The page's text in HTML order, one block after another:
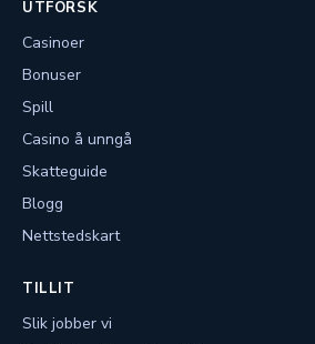
UTFORSK
Casinoer
Bonuser
Spill
Casino å unngå
Skatteguide
Blogg
Nettstedskart
TILLIT
Slik jobber vi